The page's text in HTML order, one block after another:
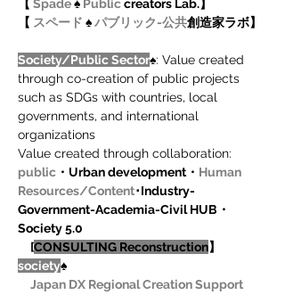
【 Spade ♠ Public creators Lab.】
【 スペード ♠ パブリック-公共創造家ラボ】
Society/Public Sector♠: Value created
through co-creation of public projects
such as SDGs with countries, local
governments, and international
organizations
Value created through collaboration:
public ・Urban development・ Human
Resources/Content･Industry-
Government-Academia-Civil HUB・
Society 5.0
[CONSULTING Reconstruction】
society♠
Japan DX Regional Creation Support